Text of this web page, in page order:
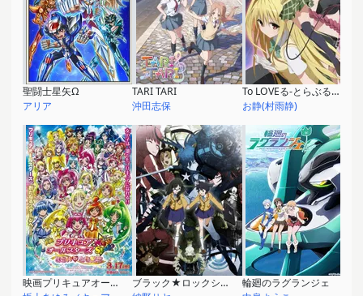
聖闘士星矢Ω
アリア
TARI TARI
沖田志保
To LOVEる-とらぶる- ダークネス
お静(村雨静)
映画プリキュアオールスターズNewStage みらいのともだち
ブラック★ロックシューター(TVシリーズ)
輪廻のラグランジェ